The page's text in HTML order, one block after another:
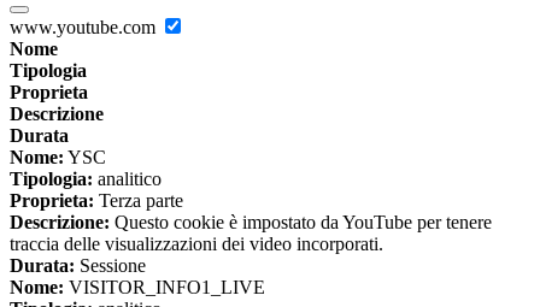
www.youtube.com
Nome
Tipologia
Proprieta
Descrizione
Durata
Nome: YSC
Tipologia: analitico
Proprieta: Terza parte
Descrizione: Questo cookie è impostato da YouTube per tenere
traccia delle visualizzazioni dei video incorporati.
Durata: Sessione
Nome: VISITOR_INFO1_LIVE